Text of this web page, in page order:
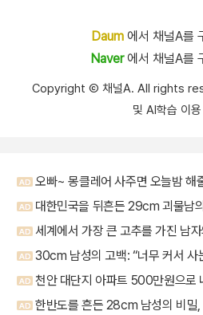
Daum에서 채널A를
Naver에서 채널A를
Copyright Ⓒ 채널A. All rights
및 AI학습 이용